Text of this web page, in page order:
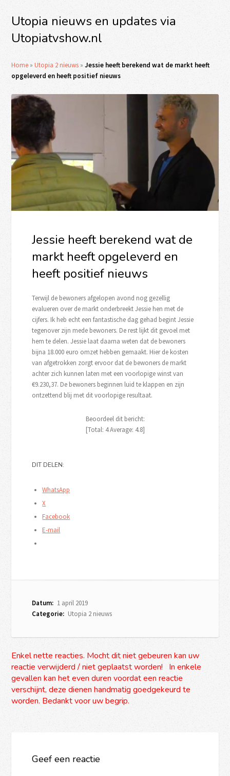
Utopia nieuws en updates via
Utopiatvshow.nl
Home »Utopia 2 nieuws »Jessie heeft berekend wat de markt heeft
opgeleverd en heeft positief nieuws
Jessie heeft berekend wat de
markt heeft opgeleverd en
heeft positief nieuws
Terwijl de bewoners afgelopen avond nog gezellig
evalueren over de markt onderbreekt Jessie hen met de
cijfers. Ik heb echt een fantastische dag gehad begint Jessie
tegenover zijn mede bewoners. De rest lijkt dit gevoel met
hem te delen. Jessie laat daarna weten dat de bewoners
bijna 18.000 euro omzet hebben gemaakt. Hier de kosten
van afgetrokken zorgt ervoor dat de bewoners de markt
achter zich kunnen laten met een voorlopige winst van
€9.230,37. De bewoners beginnen luid te klappen en zijn
ontzettend blij met dit voorlopige resultaat.
Beoordeel dit bericht:
[Total: 4Average: 4.8]
DIT DELEN:
WhatsApp
X
Facebook
E-mail
Datum: 1 april 2019
Categorie: Utopia 2 nieuws
Enkel nette reacties. Mocht dit niet gebeuren kan uw
reactie verwijderd / niet geplaatst worden! In enkele
gevallen kan het even duren voordat een reactie
verschijnt, deze dienen handmatig goedgekeurd te
worden. Bedankt voor uw begrip.
Geef een reactie